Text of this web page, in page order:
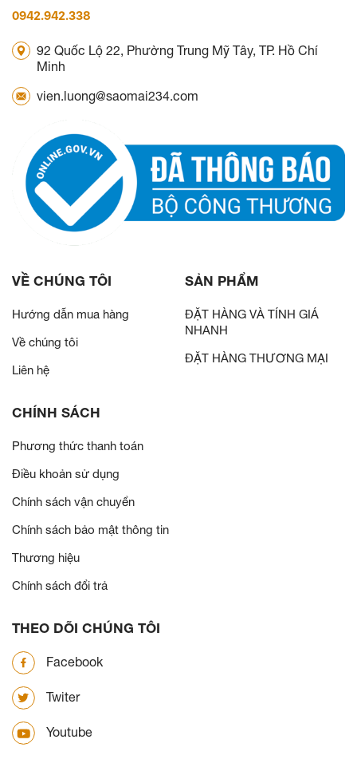
0942.942.338
92 Quốc Lộ 22, Phường Trung Mỹ Tây, TP. Hồ Chí
Minh
vien.luong@saomai234.com
VỀ CHÚNG TÔI
Hướng dẫn mua hàng
Về chúng tôi
Liên hệ
SẢN PHẨM
ĐẶT HÀNG VÀ TÍNH GIÁ
NHANH
ĐẶT HÀNG THƯƠNG MẠI
CHÍNH SÁCH
Phương thức thanh toán
Điều khoản sử dụng
Chính sách vận chuyển
Chính sách bảo mật thông tin
Thương hiệu
Chính sách đổi trả
THEO DÕI CHÚNG TÔI
Facebook
Twiter
Youtube